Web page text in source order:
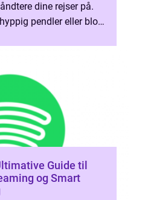
dine rejser på.
pendler eller blot
Guide til
og Smart